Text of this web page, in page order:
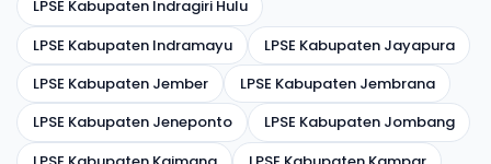
LPSE Kabupaten Indragiri Hulu
LPSE Kabupaten Indramayu
LPSE Kabupaten Jayapura
LPSE Kabupaten Jember
LPSE Kabupaten Jembrana
LPSE Kabupaten Jeneponto
LPSE Kabupaten Jombang